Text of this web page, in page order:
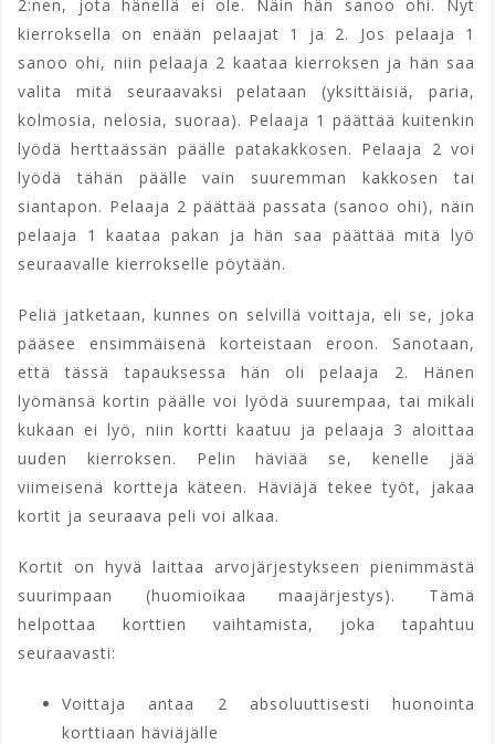
2:nen, jota hänellä ei ole. Näin hän sanoo ohi. Nyt
kierroksella on enään pelaajat 1 ja 2. Jos pelaaja 1
sanoo ohi, niin pelaaja 2 kaataa kierroksen ja hän saa
valita mitä seuraavaksi pelataan (yksittäisiä, paria,
kolmosia, nelosia, suoraa). Pelaaja 1 päättää kuitenkin
lyödä herttaässän päälle patakakkosen. Pelaaja 2 voi
lyödä tähän päälle vain suuremman kakkosen tai
siantapon. Pelaaja 2 päättää passata (sanoo ohi), näin
pelaaja 1 kaataa pakan ja hän saa päättää mitä lyö
seuraavalle kierrokselle pöytään.
Peliä jatketaan, kunnes on selvillä voittaja, eli se, joka
pääsee ensimmäisenä korteistaan eroon. Sanotaan,
että tässä tapauksessa hän oli pelaaja 2. Hänen
lyömänsä kortin päälle voi lyödä suurempaa, tai mikäli
kukaan ei lyö, niin kortti kaatuu ja pelaaja 3 aloittaa
uuden kierroksen. Pelin häviää se, kenelle jää
viimeisenä kortteja käteen. Häviäjä tekee työt, jakaa
kortit ja seuraava peli voi alkaa.
Kortit on hyvä laittaa arvojärjestykseen pienimmästä
suurimpaan (huomioikaa maajärjestys). Tämä
helpottaa korttien vaihtamista, joka tapahtuu
seuraavasti:
Voittaja antaa 2 absoluuttisesti huonointa
korttiaan häviäjälle